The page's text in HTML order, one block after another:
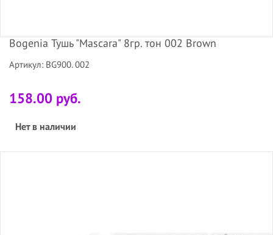
Bogenia Тушь "Mascara" 8гр. тон 002 Brown
Артикул: BG900. 002
158.00 руб.
Нет в наличии